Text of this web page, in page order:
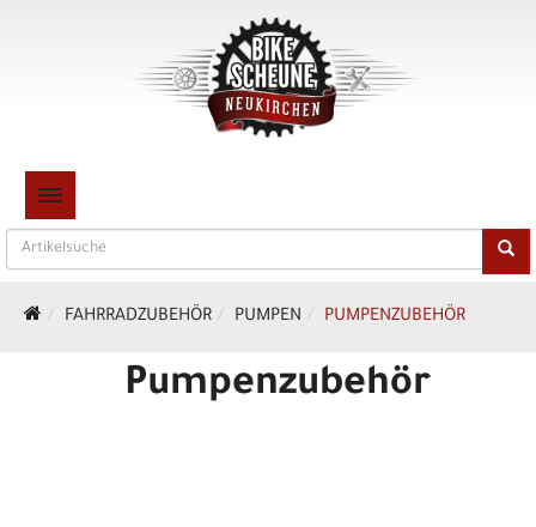
TOGGLE NAVIGATION
FAHRRADZUBEHÖR PUMPEN PUMPENZUBEHÖR
Pumpenzubehör